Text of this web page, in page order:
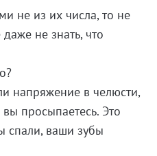
не из их числа, то не
не знать, что
напряжение в челюсти,
просыпаетесь. Это
спали, ваши зубы